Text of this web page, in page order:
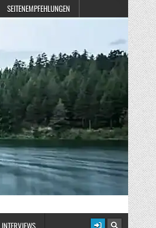
SEITENEMPFEHLUNGEN
INTERVIEWS